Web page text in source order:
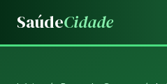
SaúdeCidade